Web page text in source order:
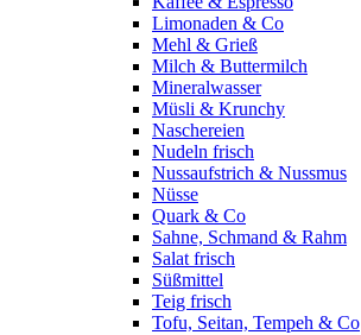
Limonaden & Co
Mehl & Grieß
Milch & Buttermilch
Mineralwasser
Müsli & Krunchy
Naschereien
Nudeln frisch
Nussaufstrich & Nussmus
Nüsse
Quark & Co
Sahne, Schmand & Rahm
Salat frisch
Süßmittel
Teig frisch
Tofu, Seitan, Tempeh & Co